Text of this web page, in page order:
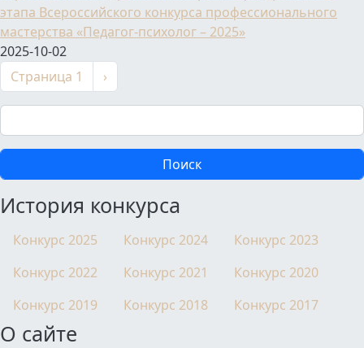
этапа Всероссийского конкурса профессионального
мастерства «Педагог-психолог – 2025»
2025-10-02
Нумерация страниц
Страница 1 Следующая страница
›
Поиск
История конкурса
Конкурс 2025 Конкурс 2024
Конкурс 2023
Конкурс 2022
Конкурс 2021
Конкурс 2020
Конкурс 2019
Конкурс 2018 Конкурс 2017
О сайте